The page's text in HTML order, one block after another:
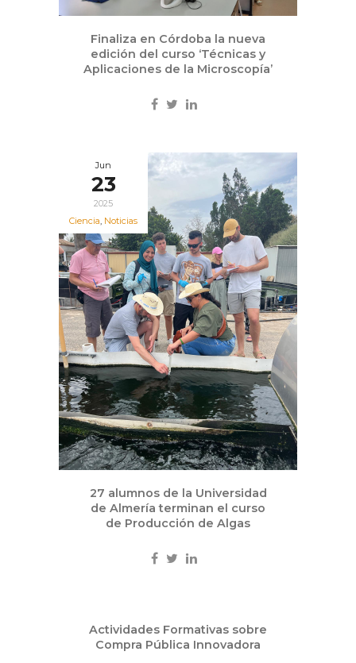
Finaliza en Córdoba la nueva
edición del curso ‘Técnicas y
Aplicaciones de la Microscopía’
Jun
23
2025
Ciencia, Noticias
27 alumnos de la Universidad
de Almería terminan el curso
de Producción de Algas
26Actividades Formativas sobre
Compra Pública Innovadora